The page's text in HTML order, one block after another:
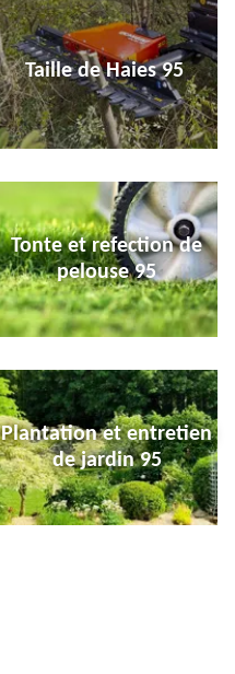
Taille de Haies 95
Tonte et refection de
pelouse 95
Plantation et entretien
de jardin 95